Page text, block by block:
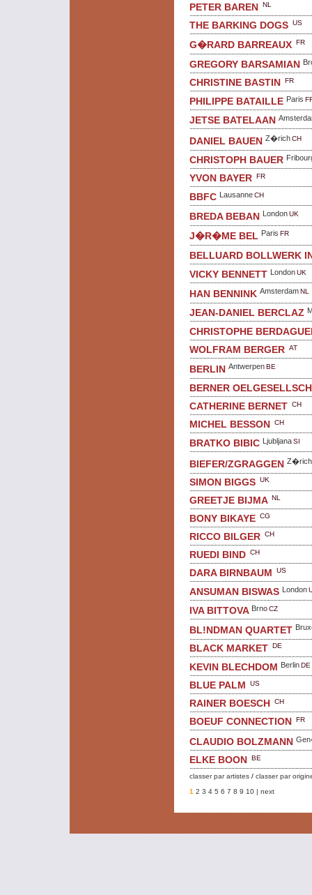
PETER BAREN NL
THE BARKING DOGS US
G�RARD BARREAUX FR
GREGORY BARSAMIAN
CHRISTINE BASTIN FR
PHILIPPE BATAILLE Paris
JETSE BATELAAN
DANIEL BAUEN Z�richCH
CHRISTOPH BAUER
YVON BAYER FR
BBFC LausanneCH
BREDA BEBAN LondonUK
J�R�ME BEL Paris FR
BELLUARD BOLLWERK
VICKY BENNETT LondonUK
HAN BENNINK Amsterdam NL
JEAN-DANIEL BERCLAZ
CHRISTOPHE
WOLFRAM BERGER AT
BERLIN Antwerpen BE
BERNER
CATHERINE BERNET CH
MICHEL BESSON CH
BRATKO BIBIC LjubljanaSI
BIEFER/ZGRAGGEN Z�rich
SIMON BIGGS UK
GREETJE BIJMA NL
BONY BIKAYE CG
RICCO BILGER CH
RUEDI BIND CH
DARA BIRNBAUM US
ANSUMAN BISWAS London
IVA BITTOVA BrnoCZ
BL!NDMAN QUARTET
BLACK MARKET DE
KEVIN BLECHDOM BerlinDE
BLUE PALM US
RAINER BOESCH CH
BOEUF CONNECTION FR
CLAUDIO BOLZMANN
ELKE BOON BE
classer par artistes / classer par
1 2 3 4 5 6 7 8 9 10 | next